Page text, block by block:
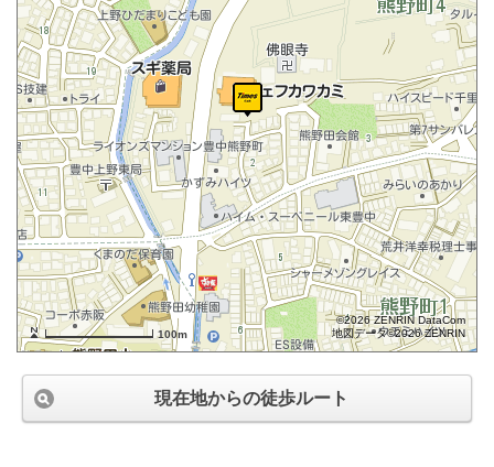
100m
©2026 ZENRIN DataCom
地図データ©2026 ZENRIN
現在地からの徒歩ルート